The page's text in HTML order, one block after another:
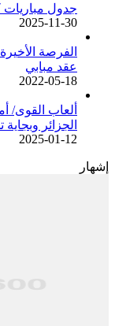
جدول مباريات كأس العرب 2025
2025-11-30
الفرصة
عقد مبابي
2022-05-18
الجزائر
2025-01-12
إشهار